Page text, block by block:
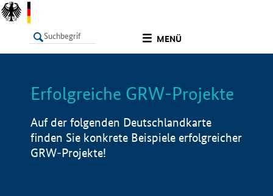
MENÜ
LISTE Info
Erfolgreiche GRW-Projekte
Auf der folgenden Deutschlandkarte
finden Sie konkrete Beispiele erfolgreicher
GRW-Projekte!